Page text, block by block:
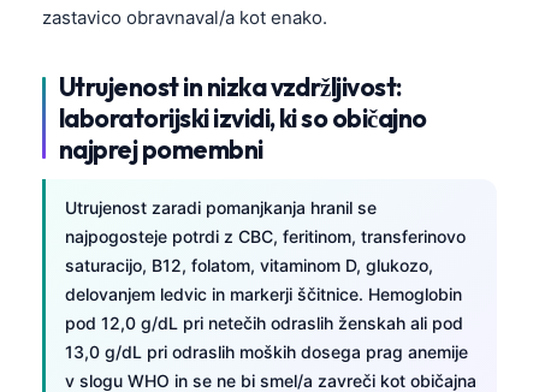
zastavico obravnaval/a kot enako.
Utrujenost in nizka vzdržljivost:
laboratorijski izvidi, ki so običajno
najprej pomembni
Utrujenost zaradi pomanjkanja hranil se
najpogosteje potrdi z CBC, feritinom, transferinovo
saturacijo, B12, folatom, vitaminom D, glukozo,
delovanjem ledvic in markerji ščitnice. Hemoglobin
pod 12,0 g/dL pri netečih odraslih ženskah ali pod
13,0 g/dL pri odraslih moških dosega prag anemije
v slogu WHO in se ne bi smel/a zavreči kot običajna